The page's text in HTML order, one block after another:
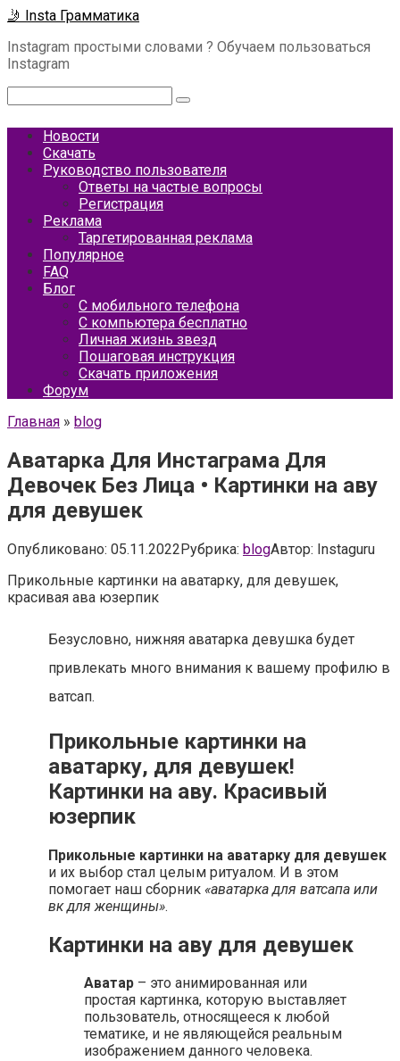
Перейти
контенту
🤳 Insta Грамматика
Instagram простыми словами ? Обучаем пользоваться
Instagram
Новости
Скачать
Руководство пользователя
Ответы на частые вопросы
Регистрация
Реклама
Таргетированная реклама
Популярное
FAQ
Блог
С мобильного телефона
С компьютера бесплатно
Личная жизнь звезд
Пошаговая инструкция
Скачать приложения
Форум
Главная » blog
Аватарка Для Инстаграма Для
Девочек Без Лица • Картинки на аву
для девушек
Опубликовано: 05.11.2022Рубрика: blogАвтор: Instaguru
Прикольные картинки на аватарку, для девушек,
красивая ава юзерпик
Безусловно, нижняя аватарка девушка будет
привлекать много внимания к вашему профилю в
ватсап.
Прикольные картинки на
аватарку, для девушек!
Картинки на аву. Красивый
юзерпик
Прикольные картинки на аватарку для девушек
и их выбор стал целым ритуалом. И в этом
помогает наш сборник «аватарка для ватсапа или
вк для женщины».
Картинки на аву для девушек
Аватар – это анимированная или
простая картинка, которую выставляет
пользователь, относящееся к любой
тематике, и не являющейся реальным
изображением данного человека.